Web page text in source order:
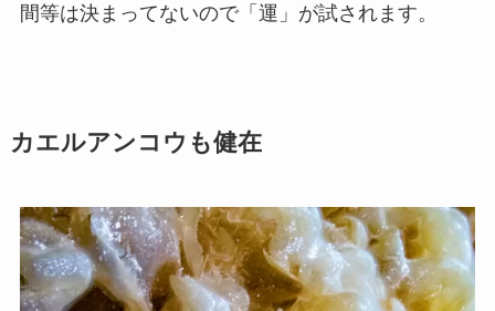
間等は決まってないので「運」が試されます。
カエルアンコウも健在